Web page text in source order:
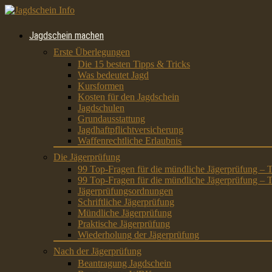
Jagdschein machen
Erste Überlegungen
Die 15 besten Tipps & Tricks
Was bedeutet Jagd
Kursformen
Kosten für den Jagdschein
Jagdschulen
Grundausstattung
Jagdhaftpflichtversicherung
Waffenrechtliche Erlaubnis
Die Jägerprüfung
99 Top-Fragen für die mündliche Jägerprüfung –
99 Top-Fragen für die mündliche Jägerprüfung –
Jägerprüfungsordnungen
Schriftliche Jägerprüfung
Mündliche Jägerprüfung
Praktische Jägerprüfung
Wiederholung der Jägerprüfung
Nach der Jägerprüfung
Beantragung Jagdschein